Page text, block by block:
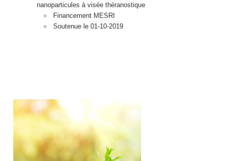
nanoparticules à visée théranostique
Financement MESRI
Soutenue le 01-10-2019